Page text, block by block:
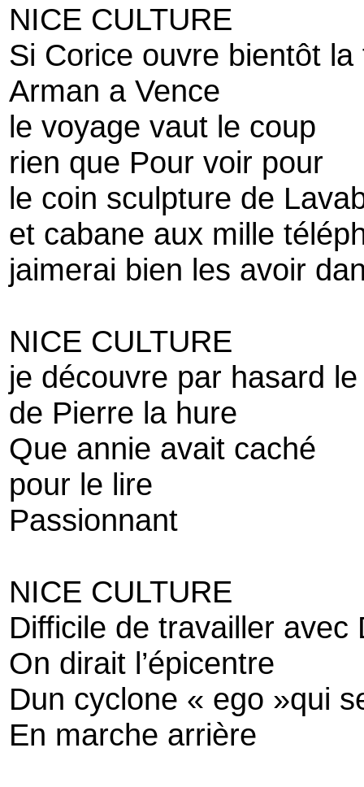
NICE CULTURE
Si Corice ouvre bientôt la
Arman a Vence
le voyage vaut le coup
rien que Pour voir pour
le coin sculpture de
et cabane aux mille
jaimerai bien les avoir
NICE CULTURE
je découvre par hasard
de Pierre la hure
Que annie avait caché
pour le lire
Passionnant
NICE CULTURE
Difficile de travailler avec
On dirait l’épicentre
Dun cyclone « ego »qui
En marche arrière